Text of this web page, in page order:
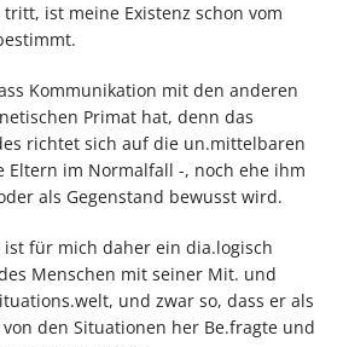
ist meine Existenz schon vom
Kommunikation mit den anderen
Primat hat, denn das
richtet sich auf die un.mittelbaren
Eltern im Normalfall -, noch ehe ihm
als Gegenstand bewusst wird.
ist für mich daher ein dia.logisch
Menschen mit seiner Mit. und
und zwar so, dass er als
den Situationen her Be.fragte und